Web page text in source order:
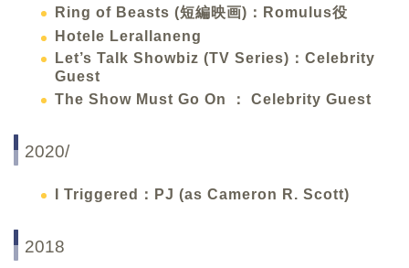
Ring of Beasts (短編映画)：Romulus役
Hotele Lerallaneng
Let’s Talk Showbiz (TV Series)：Celebrity
Guest
The Show Must Go On ： Celebrity Guest
2020/
I Triggered：PJ (as Cameron R. Scott)
2018